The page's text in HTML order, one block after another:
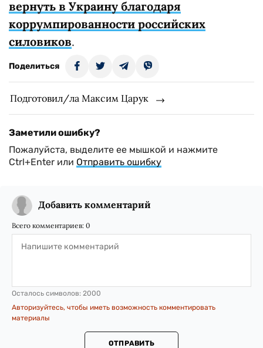
вернуть в Украину благодаря
коррумпированности российских
силовиков.
Поделиться
Подготовил/ла Максим Царук
Заметили ошибку?
Пожалуйста, выделите ее мышкой и нажмите
Ctrl+Enter или Отправить ошибку
Добавить комментарий
Всего комментариев: 0
Осталось символов: 2000
Авторизуйтесь, чтобы иметь возможность комментировать
материалы
ОТПРАВИТЬ